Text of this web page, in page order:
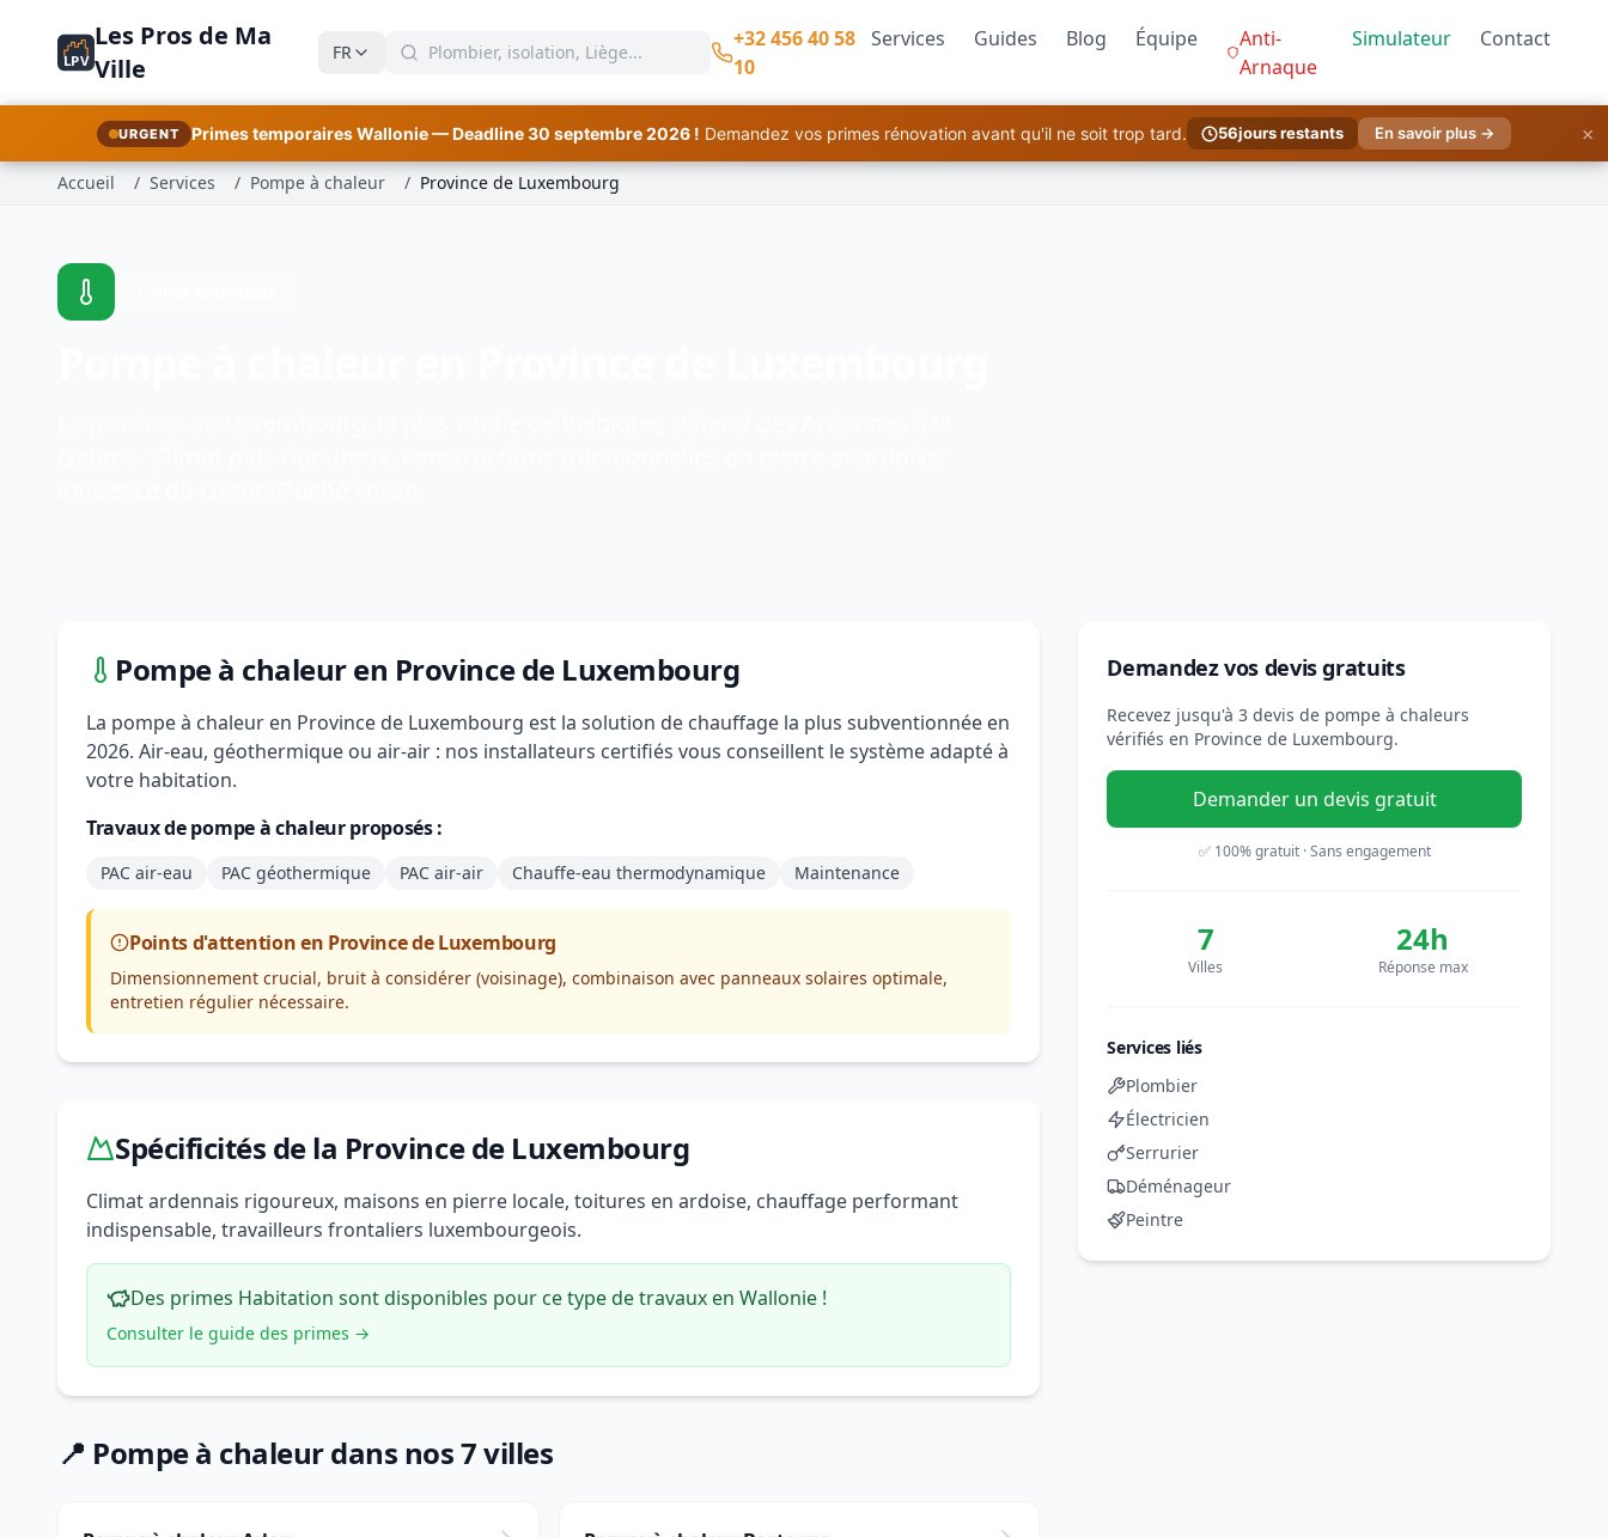
LPV
Les Pros de Ma
Ville
FR
+32 456 40 58
10
Services Guides Blog Équipe
Anti-
Arnaque
Simulateur Contact
URGENT Primes temporaires Wallonie — Deadline 30 septembre 2026 ! Demandez vos primes rénovation avant qu'il ne soit trop tard. 56jours restants En savoir plus → ×
Accueil / Services / Pompe à chaleur / Province de Luxembourg
Pompe à chaleur en Province de Luxembourg
La pompe à chaleur en Province de Luxembourg est la solution de chauffage la plus subventionnée en
2026. Air-eau, géothermique ou air-air : nos installateurs certifiés vous conseillent le système adapté à
votre habitation.
Travaux de pompe à chaleur proposés :
PAC air-eau PAC géothermique PAC air-air Chauffe-eau thermodynamique Maintenance
Points d'attention en Province de Luxembourg
Dimensionnement crucial, bruit à considérer (voisinage), combinaison avec panneaux solaires optimale,
entretien régulier nécessaire.
Spécificités de la Province de Luxembourg
Climat ardennais rigoureux, maisons en pierre locale, toitures en ardoise, chauffage performant
indispensable, travailleurs frontaliers luxembourgeois.
Des primes Habitation sont disponibles pour ce type de travaux en Wallonie !
Consulter le guide des primes →
📍 Pompe à chaleur dans nos 7 villes
Demandez vos devis gratuits
Recevez jusqu'à 3 devis de pompe à chaleurs
vérifiés en Province de Luxembourg.
Demander un devis gratuit
✅ 100% gratuit · Sans engagement
7
Villes
24h
Réponse max
Services liés
Plombier
Électricien
Serrurier
Déménageur
Peintre